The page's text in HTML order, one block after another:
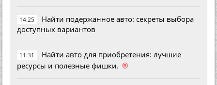
14:25
Найти подержанное авто: секреты выбора
доступных вариантов
11:31
Найти авто для приобретения: лучшие
ресурсы и полезные фишки. ®